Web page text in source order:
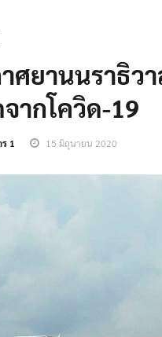
ศยานนราธิว
ากโควิด-19
1 15 มิถุนายน 2020